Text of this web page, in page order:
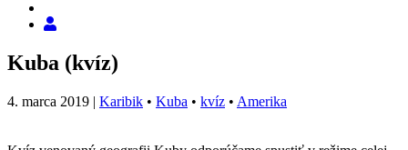
Kuba (kvíz)
4. marca 2019 | Karibik • Kuba • kvíz • Amerika